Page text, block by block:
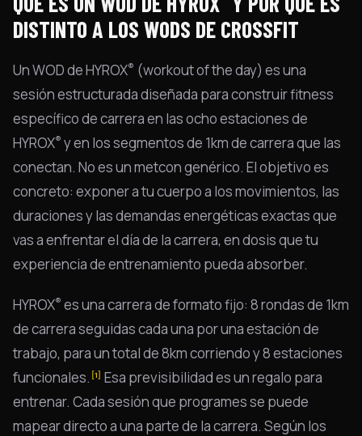
DISTINTO A LOS WODS DE CROSSFIT
Un WOD de HYROX® (workout of the day) es una
sesión estructurada diseñada para construir fitness
específico de carrera en las ocho estaciones de
HYROX® y en los segmentos de 1km de carrera que las
conectan. No es un metcon genérico. El objetivo es
concreto: exponer a tu cuerpo a los movimientos, las
duraciones y las demandas energéticas exactas que
vas a enfrentar el día de la carrera, en dosis que tu
experiencia de entrenamiento pueda absorber.
HYROX® es una carrera de formato fijo: 8 rondas de 1km
de carrera seguidas cada una por una estación de
trabajo, para un total de 8km corriendo y 8 estaciones
funcionales. [1] Esa previsibilidad es un regalo para
entrenar. Cada sesión que programes se puede
mapear directo a una parte de la carrera. Según los